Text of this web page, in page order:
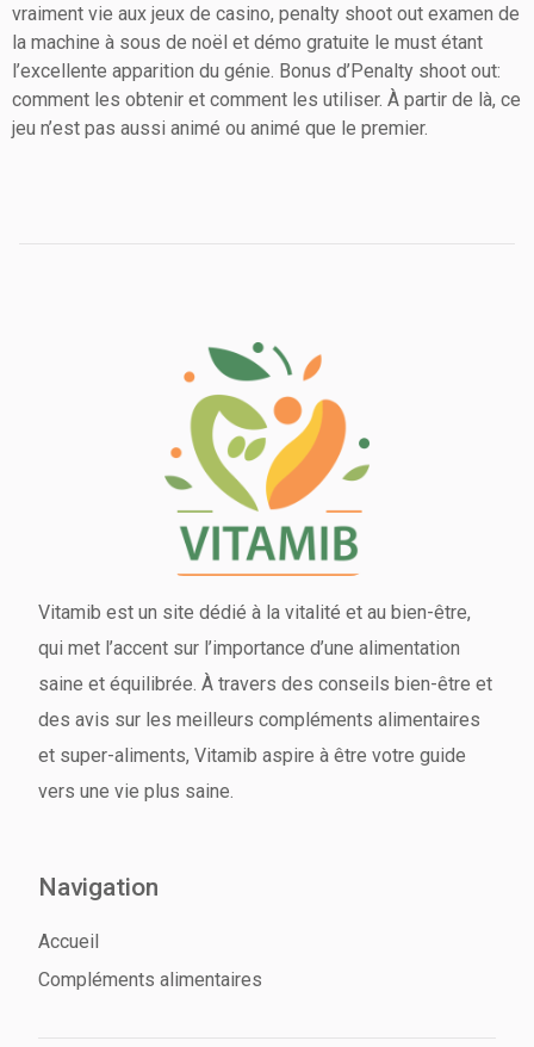
vraiment vie aux jeux de casino, penalty shoot out examen de
la machine à sous de noël et démo gratuite le must étant
l’excellente apparition du génie. Bonus d’Penalty shoot out:
comment les obtenir et comment les utiliser. À partir de là, ce
jeu n’est pas aussi animé ou animé que le premier.
Vitamib est un site dédié à la vitalité et au bien-être,
qui met l’accent sur l’importance d’une alimentation
saine et équilibrée. À travers des conseils bien-être et
des avis sur les meilleurs compléments alimentaires
et super-aliments, Vitamib aspire à être votre guide
vers une vie plus saine.
Navigation
Accueil
Compléments alimentaires